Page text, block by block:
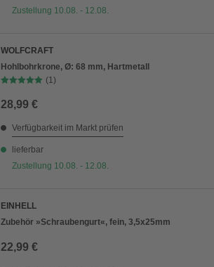
Zustellung 10.08. - 12.08.
WOLFCRAFT
Hohlbohrkrone, Ø: 68 mm, Hartmetall
(1)
28,99 €
Verfügbarkeit im Markt prüfen
lieferbar
Zustellung 10.08. - 12.08.
EINHELL
Zubehör »Schraubengurt«, fein, 3,5x25mm
22,99 €